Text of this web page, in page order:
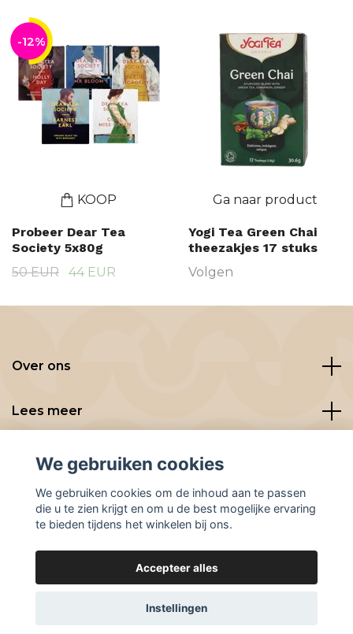
-12%
KOOP
Probeer Dear Tea
Society 5x80g
50 EUR
44 EUR
Ga naar product
Yogi Tea Green Chai
theezakjes 17 stuks
Volgen
Over ons
Lees meer
Social media
© 2026 BeanBuddies
We gebruiken cookies
We gebruiken cookies om de inhoud aan te passen
die u te zien krijgt en om u de best mogelijke ervaring
te bieden tijdens het winkelen bij ons.
Accepteer alles
Instellingen